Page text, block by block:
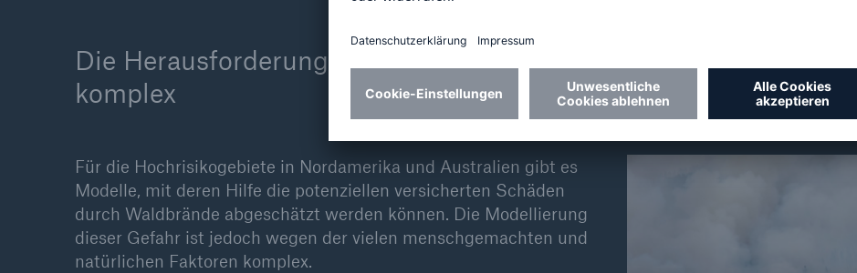
Die Herausforderung: Die Modellierung des Waldbrandrisikos ist
komplex
Für die Hochrisikogebiete in Nordamerika und Australien gibt es
Modelle, mit deren Hilfe die potenziellen versicherten Schäden
durch Waldbrände abgeschätzt werden können. Die Modellierung
dieser Gefahr ist jedoch wegen der vielen menschgemachten und
natürlichen Faktoren komplex.